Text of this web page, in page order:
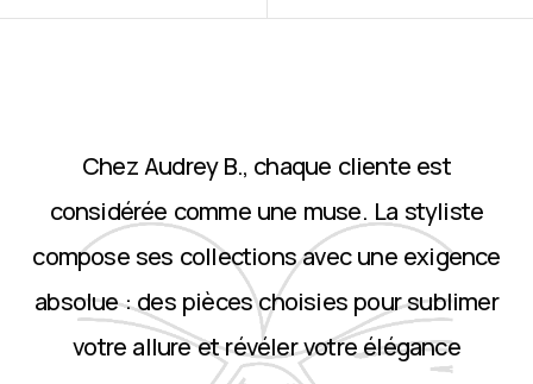
Chez Audrey B., chaque cliente est
considérée comme une muse. La styliste
compose ses collections avec une exigence
absolue : des pièces choisies pour sublimer
votre allure et révéler votre élégance